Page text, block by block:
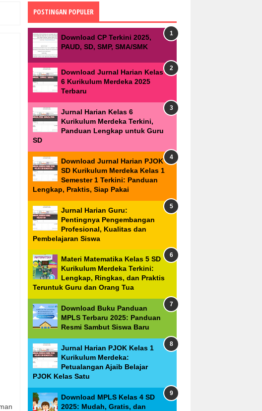
POSTINGAN POPULER
Download CP Terkini 2025,
PAUD, SD, SMP, SMA/SMK
Download Jurnal Harian Kelas
6 Kurikulum Merdeka 2025
Terbaru
Jurnal Harian Kelas 6
Kurikulum Merdeka Terkini,
Panduan Lengkap untuk Guru
SD
Download Jurnal Harian PJOK
SD Kurikulum Merdeka Kelas 1
Semester 1 Terkini: Panduan
Lengkap, Praktis, Siap Pakai
Jurnal Harian Guru:
Pentingnya Pengembangan
Profesional, Kualitas dan
Pembelajaran Siswa
Materi Matematika Kelas 5 SD
Kurikulum Merdeka Terkini:
Lengkap, Ringkas, dan Praktis
Teruntuk Guru dan Orang Tua
Download Buku Panduan
MPLS Terbaru 2025: Panduan
Resmi Sambut Siswa Baru
Jurnal Harian PJOK Kelas 1
Kurikulum Merdeka:
Petualangan Ajaib Belajar
PJOK Kelas Satu
Download MPLS Kelas 4 SD
2025: Mudah, Gratis, dan